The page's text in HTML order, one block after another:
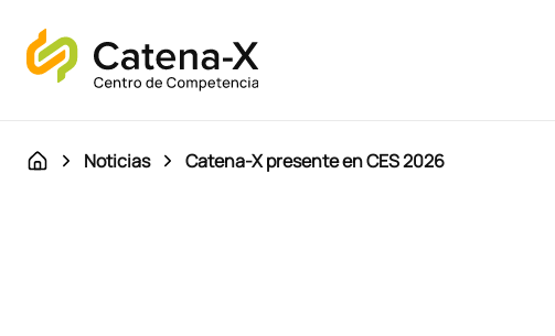
Noticias Catena-X presente en CES 2026